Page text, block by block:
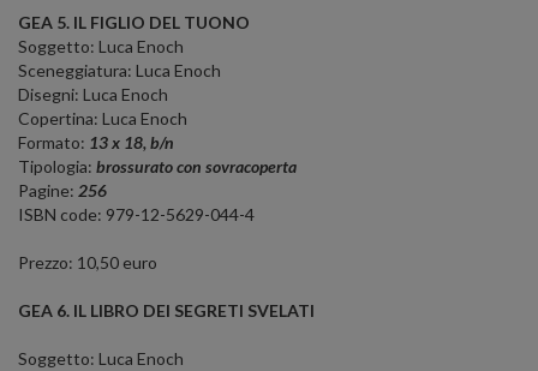
GEA 5. IL FIGLIO DEL TUONO
Soggetto: Luca Enoch
Sceneggiatura: Luca Enoch
Disegni: Luca Enoch
Copertina: Luca Enoch
Formato: 13 x 18, b/n
Tipologia: brossurato con sovracoperta
Pagine: 256
ISBN code: 979-12-5629-044-4
Prezzo: 10,50 euro
GEA 6. IL LIBRO DEI SEGRETI SVELATI
Soggetto: Luca Enoch